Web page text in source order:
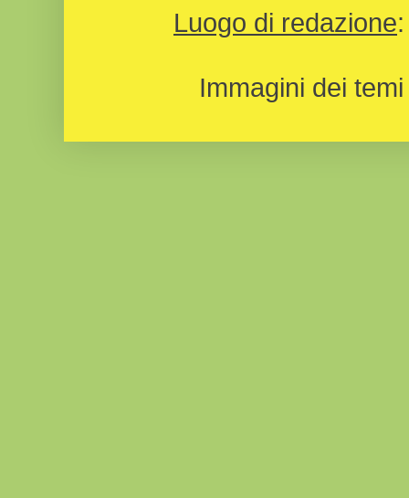
Luogo di redazione
Immagini dei